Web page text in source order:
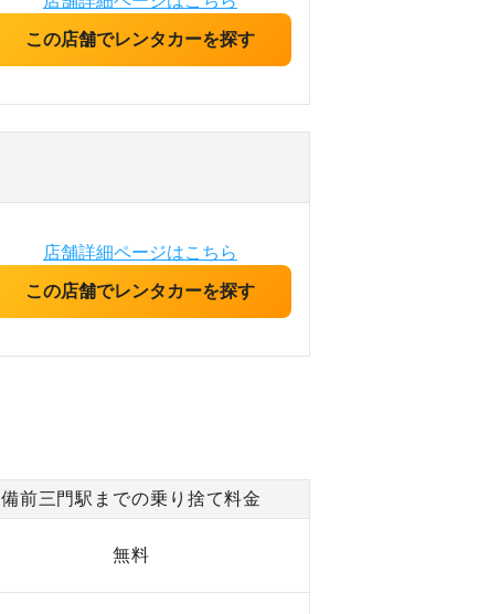
この店舗でレンタカーを探す
店舗詳細ページはこちら
この店舗でレンタカーを探す
備前三門駅までの乗り捨て料金
無料